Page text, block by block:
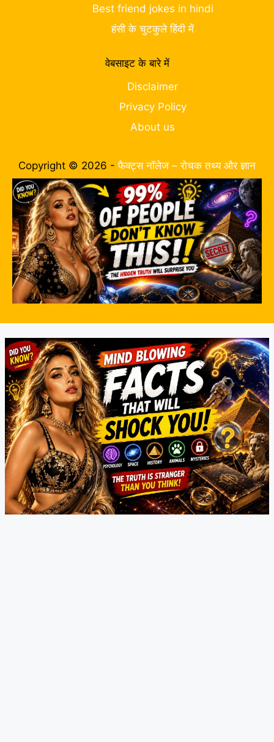
Best friend jokes in hindi
हंसी के चुटकुले हिंदी में
वेबसाइट के बारे में
Disclaimer
Privacy Policy
About us
Copyright © 2026 -फैक्ट्स नॉलेज – रोचक तथ्य और ज्ञान